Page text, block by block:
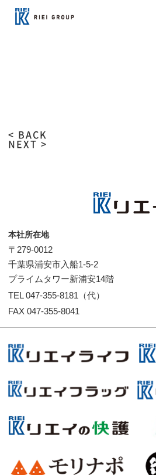
< BACK
NEXT >
本社所在地
〒279-0012
千葉県浦安市入船1-5-2
プライムタワー新浦安14階
TEL 047-355-8181（代）
FAX 047-355-8041